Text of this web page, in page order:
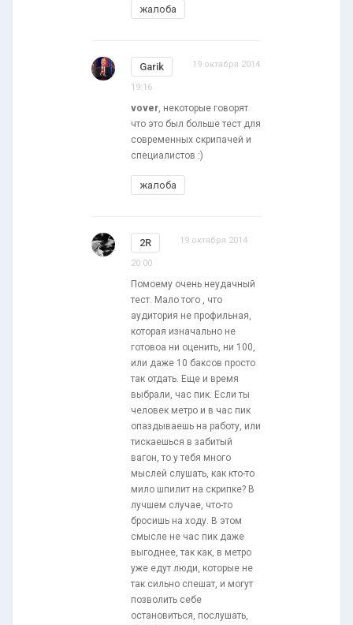
жалоба
Garik 19 октября 2014
19:16
vover, некоторые говорят
что это был больше тест для
современных скрипачей и
специалистов :)
жалоба
2R 19 октября 2014
20:00
Помоему очень неудачный
тест. Мало того , что
аудитория не профильная,
которая изначально не
готовоа ни оценить, ни 100,
или даже 10 баксов просто
так отдать. Еще и время
выбрали, час пик. Если ты
человек метро и в час пик
опаздываешь на работу, или
тискаешься в забитый
вагон, то у тебя много
мыслей слушать, как кто-то
мило шпилит на скрипке? В
лучшем случае, что-то
бросишь на ходу. В этом
смысле не час пик даже
выгоднее, так как, в метро
уже едут люди, которые не
так сильно спешат, и могут
позволить себе
остановиться, послушать,